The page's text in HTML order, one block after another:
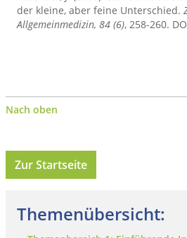
der kleine, aber feine Unterschied.
Allgemeinmedizin, 84 (6), 258-260.
Nach oben
Zur Startseite
Themenübersicht: